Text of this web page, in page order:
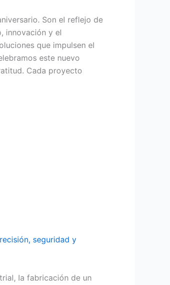
Son el reflejo de
innovación y el
que impulsen el
este nuevo
Cada proyecto
seguridad y
la fabricación de un